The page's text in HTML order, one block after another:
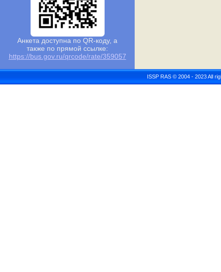
Анкета доступна по QR-коду, а
также по прямой ссылке:
https://bus.gov.ru/qrcode/rate/359057
ISSP RAS © 2004 - 2023 All